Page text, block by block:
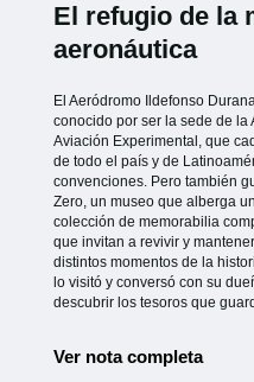
El refugio de la
aeronáutica
El Aeródromo Ildefonso
conocido por ser la sede de la
Aviación Experimental, que
de todo el país y de
convenciones. Pero también
Zero, un museo que alberga
colección de memorabilia
que invitan a revivir y
distintos momentos de la
lo visitó y conversó con su
descubrir los tesoros que
Ver nota completa